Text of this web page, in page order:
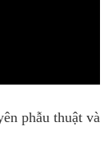
phẫu thuật và